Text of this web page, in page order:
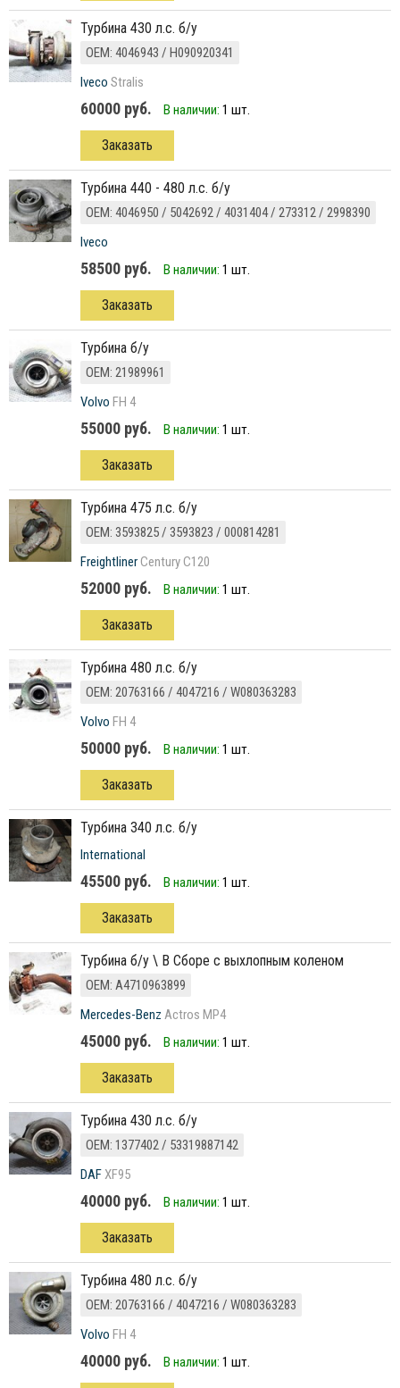
турбина 430 л.с. б/у
ОЕМ: 4046943 / Н090920341
Iveco Stralis
60000 руб. В наличии: 1 шт.
Заказать
турбина 440 - 480 л.с. б/у
ОЕМ: 4046950 / 5042692 / 4031404 / 273312 / 2998390
Iveco
58500 руб. В наличии: 1 шт.
Заказать
Турбина б/у
ОЕМ: 21989961
Volvo FH 4
55000 руб. В наличии: 1 шт.
Заказать
турбина 475 л.с. б/у
ОЕМ: 3593825 / 3593823 / 000814281
FreightlinerCentury C120
52000 руб. В наличии: 1 шт.
Заказать
турбина 480 л.с. б/у
ОЕМ: 20763166 / 4047216 / W080363283
Volvo FH 4
50000 руб. В наличии: 1 шт.
Заказать
турбина 340 л.с. б/у
International
45500 руб. В наличии: 1 шт.
Заказать
Турбина б/у \ В Сборе с выхлопным коленом
ОЕМ: A4710963899
Mercedes-Benz Actros MP4
45000 руб. В наличии: 1 шт.
Заказать
Турбина 430 л.с. б/у
ОЕМ: 1377402 / 53319887142
DAFXF95
40000 руб. В наличии: 1 шт.
Заказать
турбина 480 л.с. б/у
ОЕМ: 20763166 / 4047216 / W080363283
Volvo FH 4
40000 руб. В наличии: 1 шт.